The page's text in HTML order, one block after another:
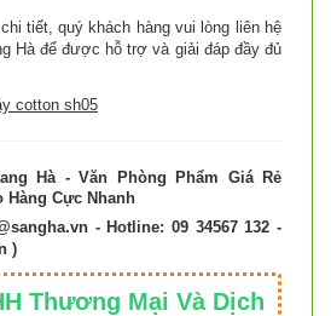
tiết, quý khách hàng vui lòng liên hệ
Hà để được hỗ trợ và giải đáp đầy đủ
cotton sh05
Hà - Văn Phòng Phẩm Giá Rẻ
Hàng Cực Nhanh
- Hotline: 09 34567 132 -
)
Thương Mại Và Dịch